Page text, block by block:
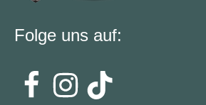
Folge uns auf: